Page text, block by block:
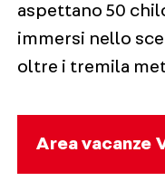
aspettano 50
immersi nello
oltre i tremila
Area vacanze